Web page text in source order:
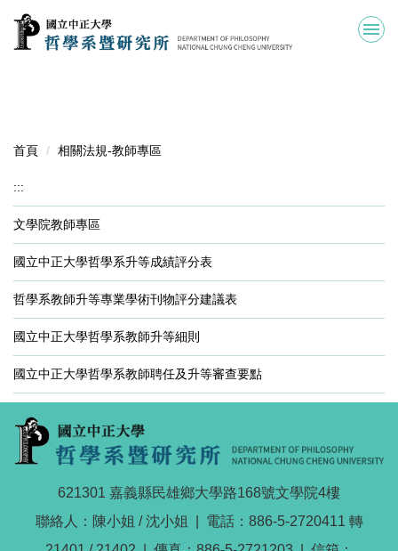
到
主
首頁
相關法規-教師專區
:::
文學院教師專區
國立中正大學哲學系升等成績評分表
哲學系教師升等專業學術刊物評分建議表
國立中正大學哲學系教師升等細則
國立中正大學哲學系教師聘任及升等審查要點
621301 嘉義縣民雄鄉大學路168號文學院4樓
聯絡人：陳小姐 / 沈小姐 | 電話：886-5-2720411 轉